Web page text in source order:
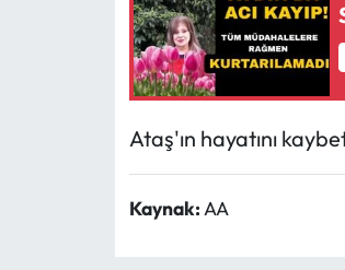
Ataş'ın hayatını
Kaynak:AA